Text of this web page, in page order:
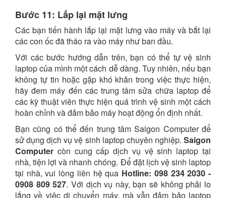
Bước 11: Lắp lại mặt lưng
Các bạn tiến hành lắp lại mặt lưng vào máy và bắt lại
các con ốc đã tháo ra vào máy như ban đầu.
Với các bước hướng dẫn trên, bạn có thể tự vệ sinh
laptop của mình một cách dễ dàng. Tuy nhiên, nếu bạn
không tự tin hoặc gặp khó khăn trong việc thực hiện,
hãy đem máy đến các trung tâm sửa chữa laptop để
các kỹ thuật viên thực hiện quá trình vệ sinh một cách
hoàn chỉnh và đảm bảo máy hoạt động ổn định nhất.
Bạn cũng có thể đến trung tâm Saigon Computer để
sử dụng dịch vụ vệ sinh laptop chuyên nghiệp. Saigon
Computer còn cung cấp dịch vụ vệ sinh laptop tại
nhà, tiện lợi và nhanh chóng. Để đặt lịch vệ sinh laptop
tại nhà, vui lòng liên hệ qua Hotline: 098 234 2030 -
0908 809 527. Với dịch vụ này, bạn sẽ không phải lo
lắng về việc di chuyển máy, mà vẫn đảm bảo laptop